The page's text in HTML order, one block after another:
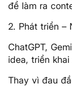
để làm ra
2. Phát triển –
ChatGPT,
idea, triển
Thay vì đau